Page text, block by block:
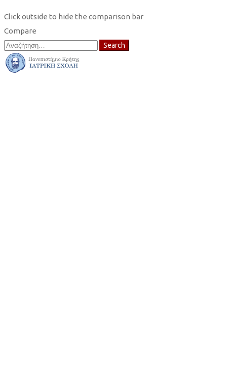
Click outside to hide the comparison bar
Compare
Search
for:
Search